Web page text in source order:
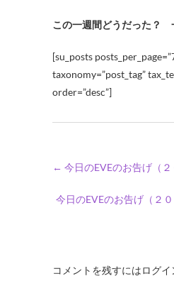
この一週間どうだった？
[su_posts
taxonomy=”post_tag”
order=”desc”]
← 今日のEVEのお告げ（２
今日のEVEのお告げ（２
コメントを残すにはログイ